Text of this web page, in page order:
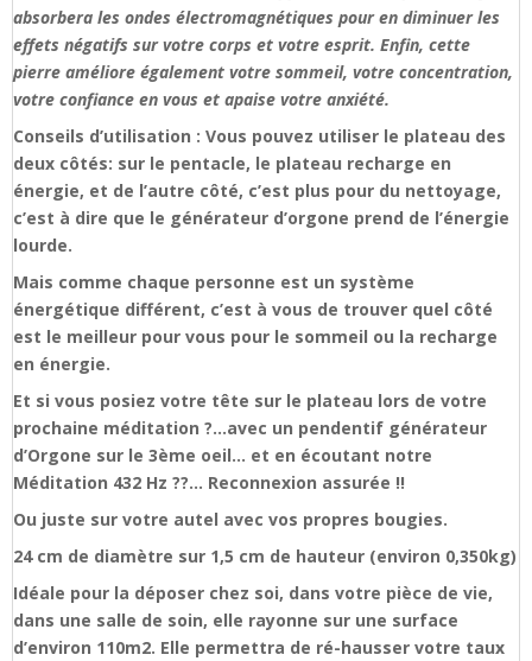
absorbera les ondes électromagnétiques pour en diminuer les
effets négatifs sur votre corps et votre esprit. Enfin, cette
pierre améliore également votre sommeil, votre concentration,
votre confiance en vous et apaise votre anxiété.
Conseils d’utilisation : Vous pouvez utiliser le plateau des
deux côtés: sur le pentacle, le plateau recharge en
énergie, et de l’autre côté, c’est plus pour du nettoyage,
c’est à dire que le générateur d’orgone prend de l’énergie
lourde.
Mais comme chaque personne est un système
énergétique différent, c’est à vous de trouver quel côté
est le meilleur pour vous pour le sommeil ou la recharge
en énergie.
Et si vous posiez votre tête sur le plateau lors de votre
prochaine méditation ?…avec un pendentif générateur
d’Orgone sur le 3ème oeil… et en écoutant notre
Méditation 432 Hz ??… Reconnexion assurée !!
Ou juste sur votre autel avec vos propres bougies.
24 cm de diamètre sur 1,5 cm de hauteur (environ 0,350kg)
Idéale pour la déposer chez soi, dans votre pièce de vie,
dans une salle de soin, elle rayonne sur une surface
d’environ 110m2. Elle permettra de ré-hausser votre taux